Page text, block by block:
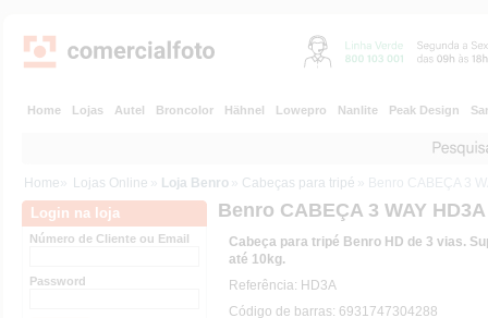
Home Lojas Autel Broncolor Hähnel Lowepro Nanlite Peak Design
Home » Lojas Online » Loja Benro » Cabeças para tripé » Benro CABEÇA 3
Login na loja
Número de Cliente ou Email
Password
Benro CABEÇA 3 WAY HD3A
Cabeça para tripé Benro HD de 3 vias.
até 10kg.
Referência: HD3A
Código de barras: 6931747304288